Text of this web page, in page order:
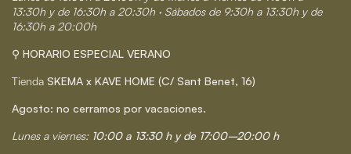
13:30h y de 16:30h a 20:30h · Sábados de 9:30h a 13:30h y de
16:30h a 20:00h
⚲ HORARIO ESPECIAL VERANO
Tienda SKEMA x KAVE HOME (C/ Sant Benet, 16)
Agosto: no cerramos por vacaciones.
Lunes a viernes: 10:00 a 13:30 h y de 17:00–20:00 h